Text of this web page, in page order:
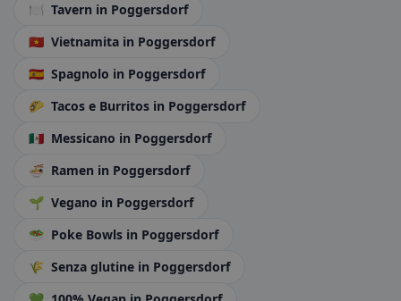
🍽️ Tavern in Poggersdorf
🇻🇳 Vietnamita in Poggersdorf
🇪🇸 Spagnolo in Poggersdorf
🌮 Tacos e Burritos in Poggersdorf
🇲🇽 Messicano in Poggersdorf
🍜 Ramen in Poggersdorf
🌱 Vegano in Poggersdorf
🥗 Poke Bowls in Poggersdorf
🌾 Senza glutine in Poggersdorf